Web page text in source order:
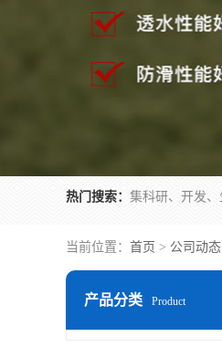
热门搜索：
当前位置： 首页 > 公司动态
产品分类 Product